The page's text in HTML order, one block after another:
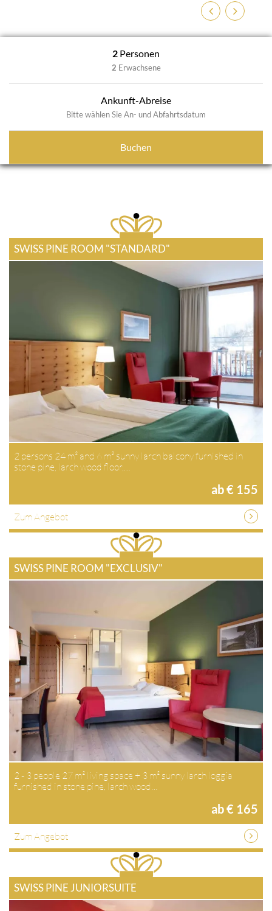
ZurückWeiter
2 Personen
2 Erwachsene
Ankunft-Abreise
Bitte wählen Sie An- und Abfahrtsdatum
Buchen
SWISS PINE ROOM "STANDARD"
2 persons 24 m² and 6 m² sunny larch balcony furnished in
stone pine, larch wood floor,…
ab € 155
Zum Angebot
SWISS PINE ROOM "EXCLUSIV"
2 - 3 people 27 m² living space + 3 m² sunny larch loggia
furnished in stone pine, larch wood…
ab € 165
Zum Angebot
SWISS PINE JUNIORSUITE